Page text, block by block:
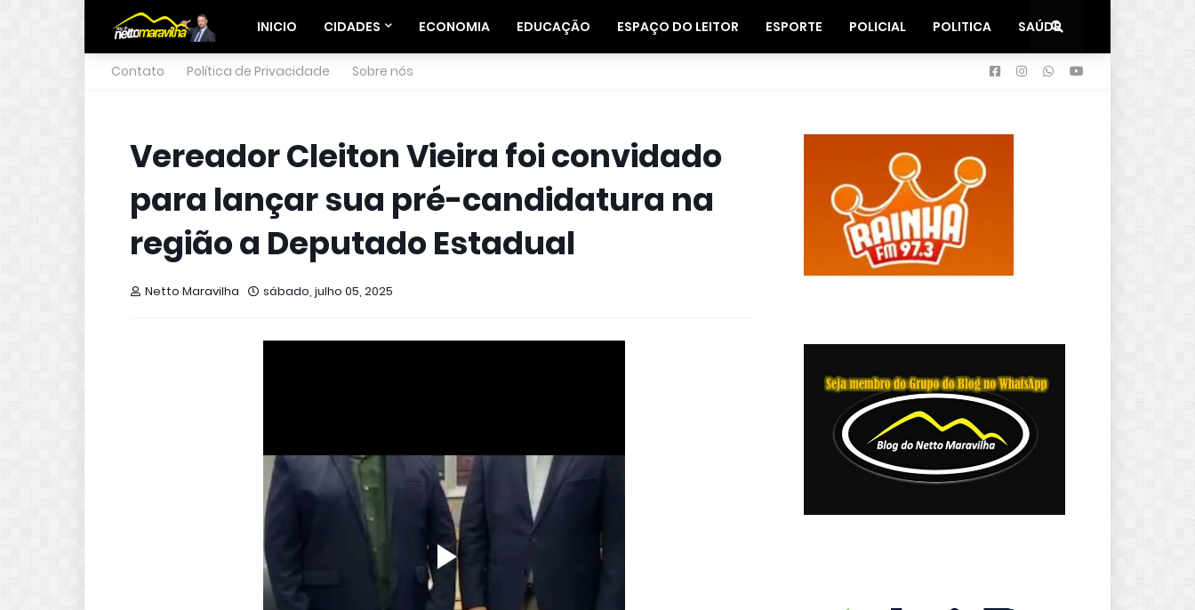
INICIO CIDADES ECONOMIA EDUCAÇÃO ESPAÇO DO LEITOR ESPORTE POLICIAL POLITICA SAÚDE
Contato Política de Privacidade Sobre nós
Vereador Cleiton Vieira foi convidado
para lançar sua pré-candidatura na
região a Deputado Estadual
Netto Maravilha sábado, julho 05, 2025